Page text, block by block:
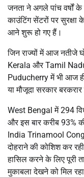
जनता ने अगले पांच वर्षों के
काउंटिंग सेंटरों पर
आने शुरू हो गए हैं।
जिन राज्यों में आज नतीजे
Kerala औरTamil
Puducherryमें भी आज ही
या मौजूदा सरकार बरकरार
West Bengal में 294
और इस बार करीब 93% की
India Trinamool
दोहराने की कोशिश कर
हासिल करने के लिए पूरी
मुकाबला देखने को मिल